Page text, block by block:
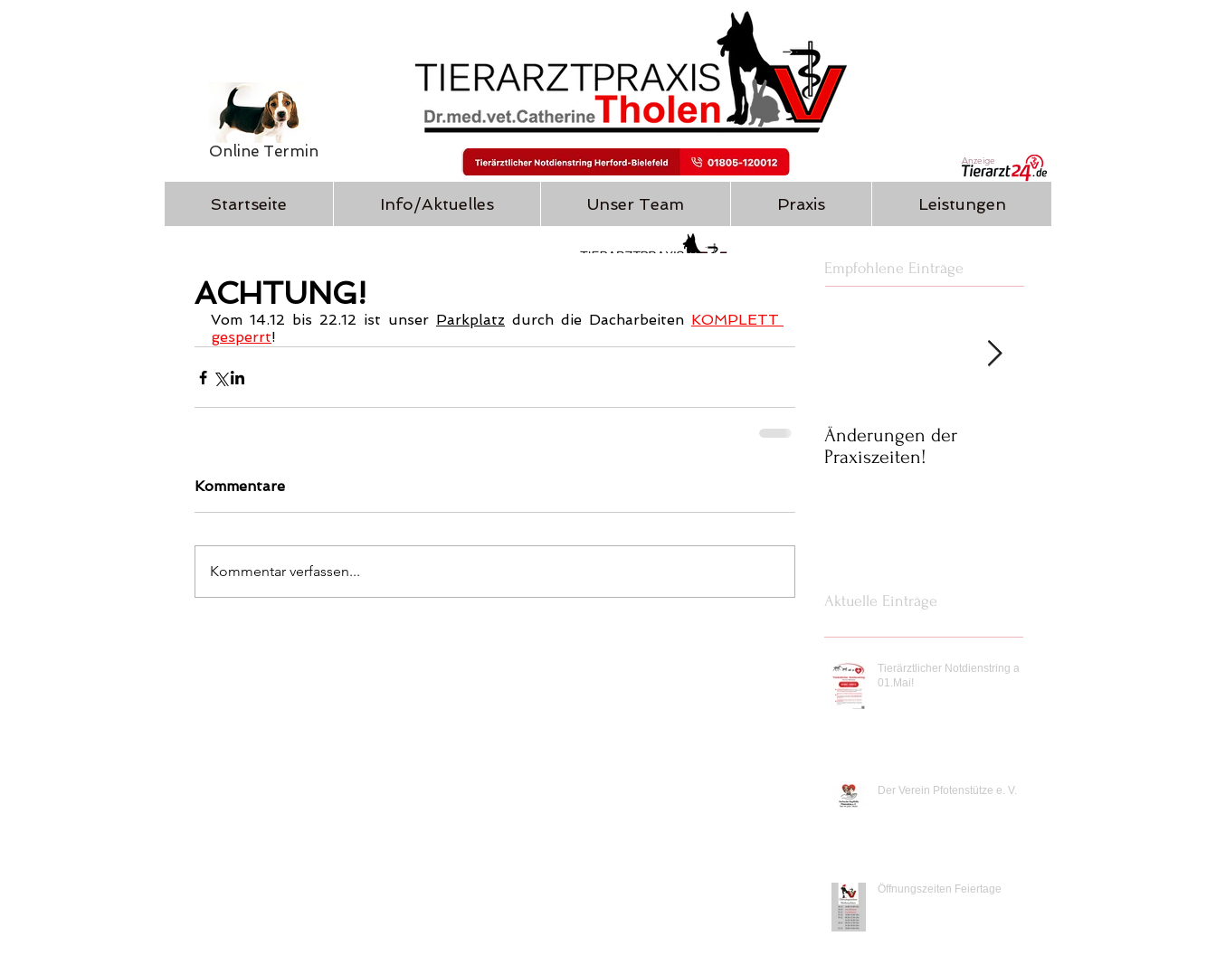
Anzeige
Online Termin
Startseite Info/Aktuelles Unser Team Praxis Leistungen
ACHTUNG!
Vom 14.12 bis 22.12 ist unser Parkplatz durch die Dacharbeiten KOMPLETT
gesperrt!
Kommentare
Kommentar verfassen...
Empfohlene Einträge
Änderungen der
Praxiszeiten!
Aktuelle Einträge
Tierärztlicher Notdienstring ab
01.Mai!
Der Verein Pfotenstütze e. V.
Öffnungszeiten Feiertage